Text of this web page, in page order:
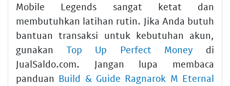
Mobile Legends sangat ketat dan
membutuhkan latihan rutin. Jika Anda butuh
bantuan transaksi untuk kebutuhan akun,
gunakanTop Up Perfect Money di
JualSaldo.com. Jangan lupa membaca
panduan Build & Guide Ragnarok M Eternal